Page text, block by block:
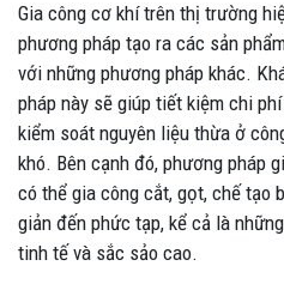
Gia công cơ khí trên thị trường
phương pháp tạo ra các sản
với những phương pháp khác.
pháp này sẽ giúp tiết kiệm chi
kiểm soát nguyên liệu thừa ở
khó. Bên cạnh đó, phương pháp
có thể gia công cắt, gọt, chế
giản đến phức tạp, kể cả là
tinh tế và sắc sảo cao.